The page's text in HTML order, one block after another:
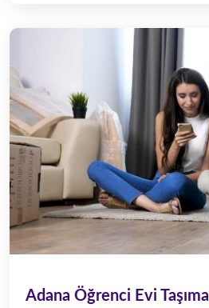
Adana Öğrenci Evi Taşıma